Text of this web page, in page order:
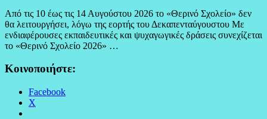
Από τις 10 έως τις 14 Αυγούστου 2026 το «Θερινό Σχολείο» δεν
θα λειτουργήσει, λόγω της εορτής του Δεκαπενταύγουστου Με
ενδιαφέρουσες εκπαιδευτικές και ψυχαγωγικές δράσεις συνεχίζεται
το «Θερινό Σχολείο 2026» …
Κοινοποιήστε:
Facebook
X